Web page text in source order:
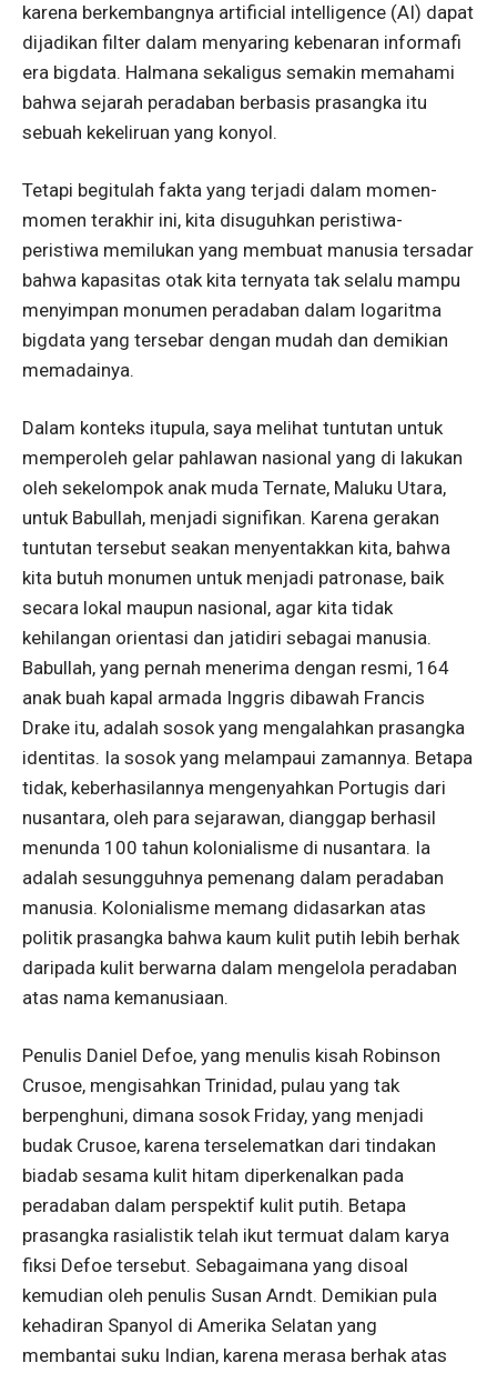
karena berkembangnya artificial intelligence (AI) dapat
dijadikan filter dalam menyaring kebenaran informafi
era bigdata. Halmana sekaligus semakin memahami
bahwa sejarah peradaban berbasis prasangka itu
sebuah kekeliruan yang konyol.
Tetapi begitulah fakta yang terjadi dalam momen-
momen terakhir ini, kita disuguhkan peristiwa-
peristiwa memilukan yang membuat manusia tersadar
bahwa kapasitas otak kita ternyata tak selalu mampu
menyimpan monumen peradaban dalam logaritma
bigdata yang tersebar dengan mudah dan demikian
memadainya.
Dalam konteks itupula, saya melihat tuntutan untuk
memperoleh gelar pahlawan nasional yang di lakukan
oleh sekelompok anak muda Ternate, Maluku Utara,
untuk Babullah, menjadi signifikan. Karena gerakan
tuntutan tersebut seakan menyentakkan kita, bahwa
kita butuh monumen untuk menjadi patronase, baik
secara lokal maupun nasional, agar kita tidak
kehilangan orientasi dan jatidiri sebagai manusia.
Babullah, yang pernah menerima dengan resmi, 164
anak buah kapal armada Inggris dibawah Francis
Drake itu, adalah sosok yang mengalahkan prasangka
identitas. Ia sosok yang melampaui zamannya. Betapa
tidak, keberhasilannya mengenyahkan Portugis dari
nusantara, oleh para sejarawan, dianggap berhasil
menunda 100 tahun kolonialisme di nusantara. Ia
adalah sesungguhnya pemenang dalam peradaban
manusia. Kolonialisme memang didasarkan atas
politik prasangka bahwa kaum kulit putih lebih berhak
daripada kulit berwarna dalam mengelola peradaban
atas nama kemanusiaan.
Penulis Daniel Defoe, yang menulis kisah Robinson
Crusoe, mengisahkan Trinidad, pulau yang tak
berpenghuni, dimana sosok Friday, yang menjadi
budak Crusoe, karena terselematkan dari tindakan
biadab sesama kulit hitam diperkenalkan pada
peradaban dalam perspektif kulit putih. Betapa
prasangka rasialistik telah ikut termuat dalam karya
fiksi Defoe tersebut. Sebagaimana yang disoal
kemudian oleh penulis Susan Arndt. Demikian pula
kehadiran Spanyol di Amerika Selatan yang
membantai suku Indian, karena merasa berhak atas